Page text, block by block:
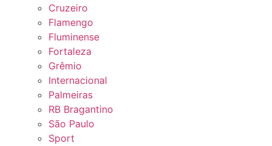
Cruzeiro
Flamengo
Fluminense
Fortaleza
Grêmio
Internacional
Palmeiras
RB Bragantino
São Paulo
Sport